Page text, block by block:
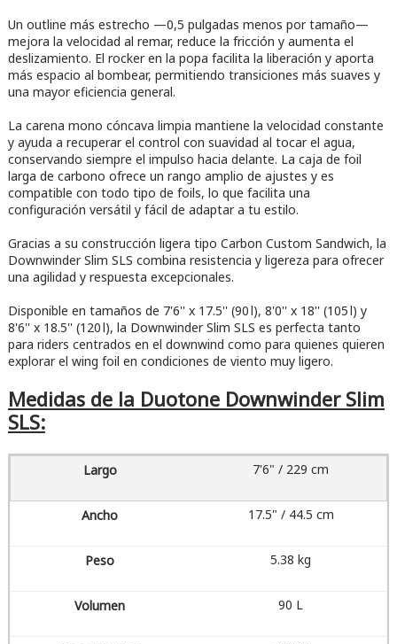
Un outline más estrecho —0,5 pulgadas menos por tamaño—
mejora la velocidad al remar, reduce la fricción y aumenta el
deslizamiento. El rocker en la popa facilita la liberación y aporta
más espacio al bombear, permitiendo transiciones más suaves y
una mayor eficiencia general.
La carena mono cóncava limpia mantiene la velocidad constante
y ayuda a recuperar el control con suavidad al tocar el agua,
conservando siempre el impulso hacia delante. La caja de foil
larga de carbono ofrece un rango amplio de ajustes y es
compatible con todo tipo de foils, lo que facilita una
configuración versátil y fácil de adaptar a tu estilo.
Gracias a su construcción ligera tipo Carbon Custom Sandwich, la
Downwinder Slim SLS combina resistencia y ligereza para ofrecer
una agilidad y respuesta excepcionales.
Disponible en tamaños de 7'6'' x 17.5'' (90 l), 8'0'' x 18'' (105 l) y
8'6'' x 18.5'' (120 l), la Downwinder Slim SLS es perfecta tanto
para riders centrados en el downwind como para quienes quieren
explorar el wing foil en condiciones de viento muy ligero.
Medidas de la Duotone Downwinder Slim
SLS:
7'6" / 229 cm
17.5" / 44.5 cm
5.38 kg
90 L